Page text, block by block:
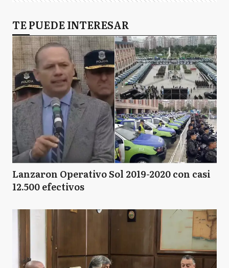
TE PUEDE INTERESAR
Lanzaron Operativo Sol 2019-2020 con casi
12.500 efectivos